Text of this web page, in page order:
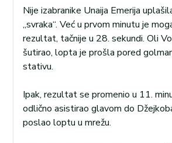
Nije izabranike Unaija Emerija
„svraka“. Već u prvom minutu je
rezultat, tačnije u 28. sekundi. Oli
šutirao, lopta je prošla pored
stativu.
Ipak, rezultat se promenio u 11.
odlično asistirao glavom do
poslao loptu u mrežu.